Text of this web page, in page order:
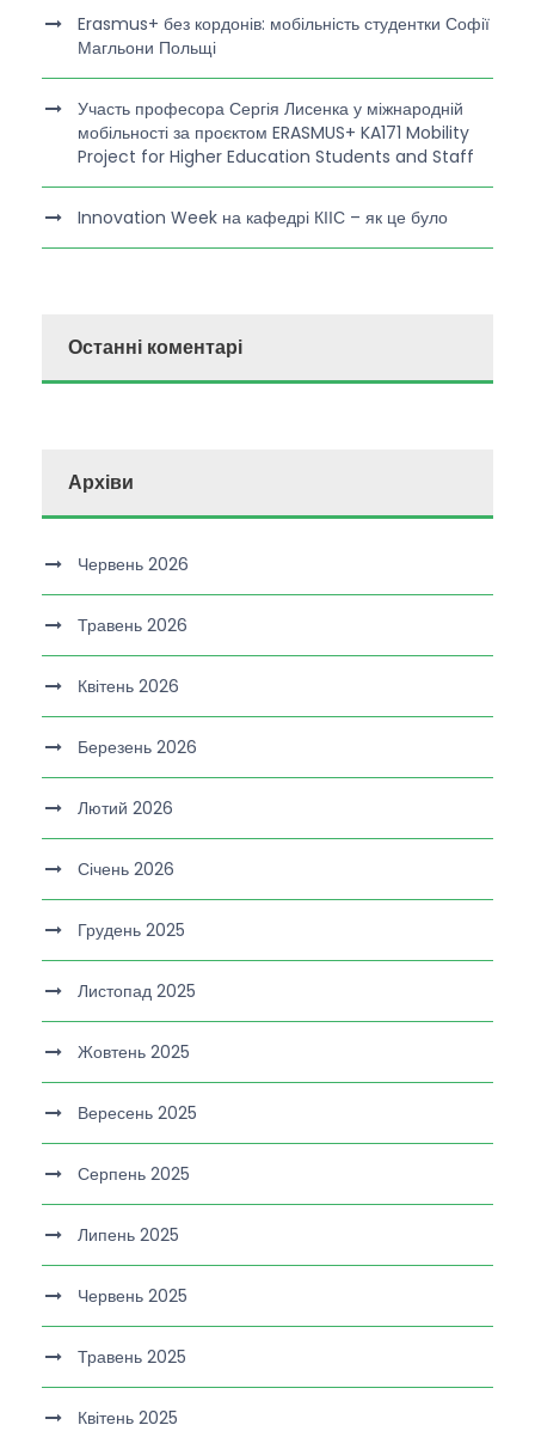
Erasmus+ без кордонів: мобільність студентки Софії
Магльони Польщі
Участь професора Сергія Лисенка у міжнародній
мобільності за проєктом ERASMUS+ KA171 Mobility
Project for Higher Education Students and Staff
Innovation Week на кафедрі КІІС – як це було
Останні коментарі
Архіви
Червень 2026
Травень 2026
Квітень 2026
Березень 2026
Лютий 2026
Січень 2026
Грудень 2025
Листопад 2025
Жовтень 2025
Вересень 2025
Серпень 2025
Липень 2025
Червень 2025
Травень 2025
Квітень 2025